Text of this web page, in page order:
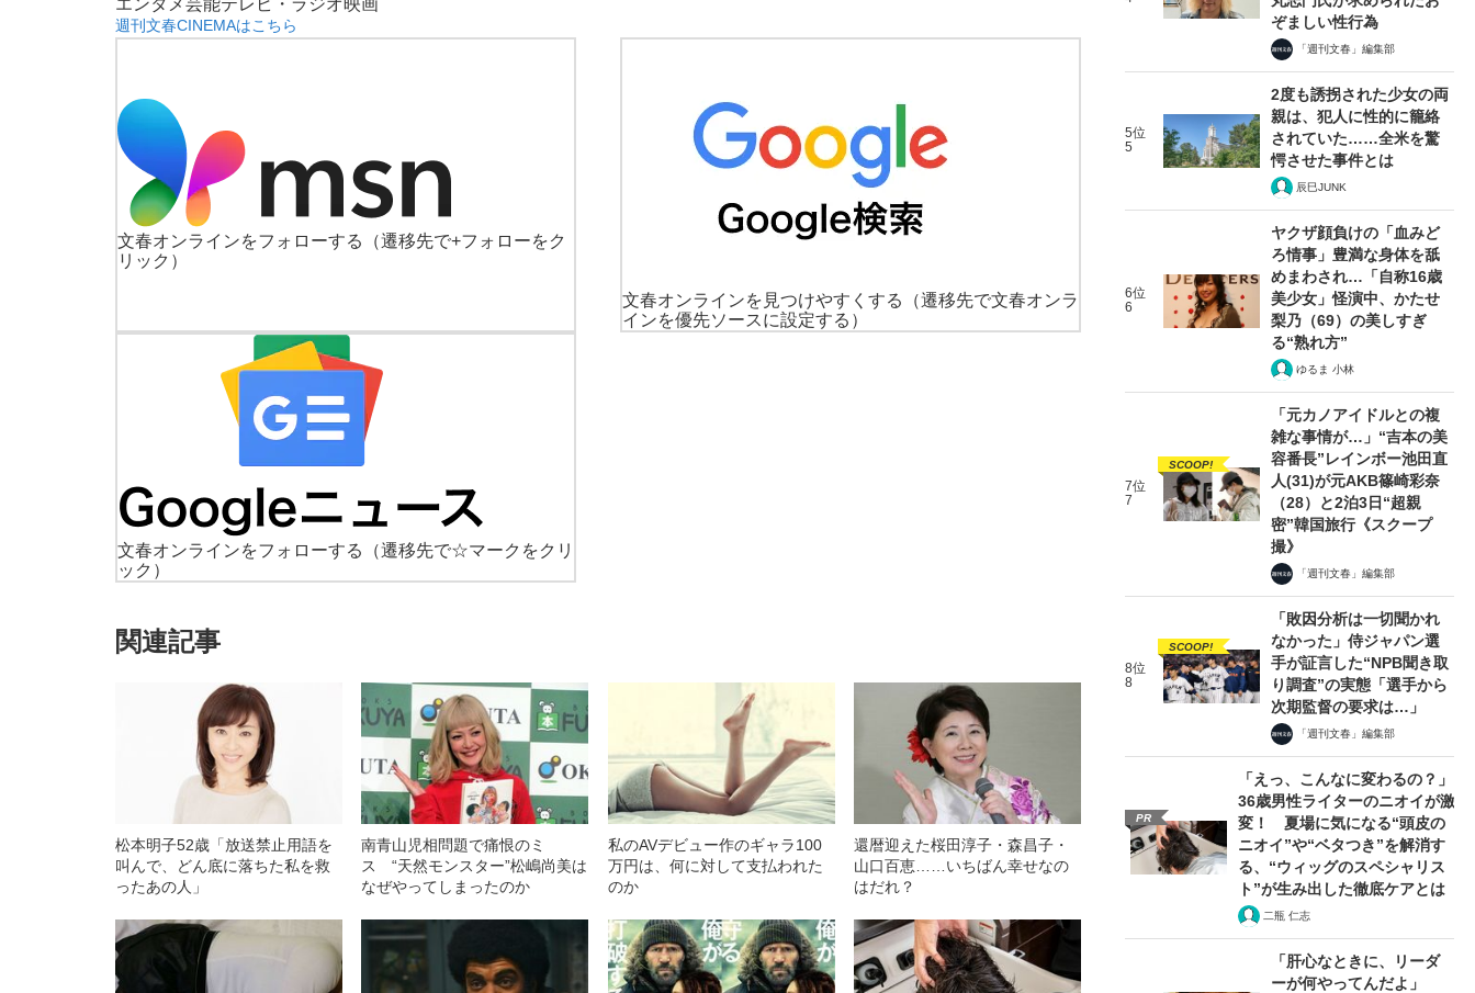
週刊文春CINEMAはこちら
文春オンラインをフォローする
（遷移先で+フォローをク
リック）
文春オンラインを見つけやすくする
（遷移先で文春オンラ
インを優先ソースに設定する）
文春オンラインをフォローする
（遷移先で☆マークをクリ
ック）
関連記事
松本明子52歳「放送禁止用語を
叫んで、どん底に落ちた私を救
ったあの人」
南青山児相問題で痛恨のミ
ス “天然モンスター”松嶋尚美は
なぜやってしまったのか
私のAVデビュー作のギャラ100
万円は、何に対して支払われた
のか
還暦迎えた桜田淳子・森昌子・
山口百恵……いちばん幸せなの
はだれ？
ぞましい性行為
「週刊文春」編集部
5位
5
2度も誘拐された少女の両
親は、犯人に性的に籠絡
されていた……全米を驚
愕させた事件とは
辰巳JUNK
6位
6
ヤクザ顔負けの「血みど
ろ情事」豊満な身体を舐
めまわされ…「自称16歳
美少女」怪演中、かたせ
梨乃（69）の美しすぎ
る“熟れ方”
ゆるま 小林
7位
7
SCOOP!
「元カノアイドルとの複
雑な事情が…」“吉本の美
容番長”レインボー池田直
人(31)が元AKB篠崎彩奈
（28）と2泊3日“超親
密”韓国旅行《スクープ
撮》
「週刊文春」編集部
8位
8
SCOOP!
「敗因分析は一切聞かれ
なかった」侍ジャパン選
手が証言した“NPB聞き取
り調査”の実態「選手から
次期監督の要求は…」
「週刊文春」編集部
PR
「えっ、こんなに変わるの？」
36歳男性ライターのニオイが激
変！ 夏場に気になる“頭皮の
ニオイ”や“ベタつき”を解消す
る、“ウィッグのスペシャリス
ト”が生み出した徹底ケアとは
二瓶 仁志
「肝心なときに、リーダ
ーが何やってんだよ」